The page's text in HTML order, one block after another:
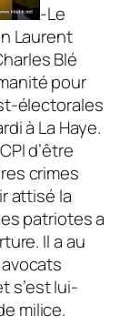
-Le
Laurent
Blé
pour
électorales
à La Haye.
d’être
crimes
attisé la
patriotes a
Il a au
s’est lui-
milice.